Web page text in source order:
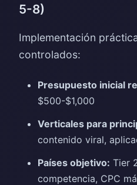
5-8)
Implementación
controlados:
Presupuesto inicial
$500-$1,000
Verticales para
contenido viral,
Países objetivo: Tier
competencia, CPC